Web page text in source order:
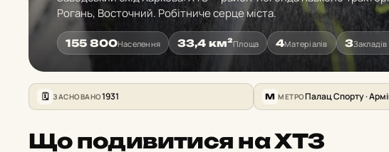
Рогань, Восточний. Робітниче серце міста.
155 800Населення 33,4 км²Площа 4Матеріалів 3Закладів
🗓 ЗАСНОВАНО1931 M МЕТРО
Що подивитися на ХТЗ